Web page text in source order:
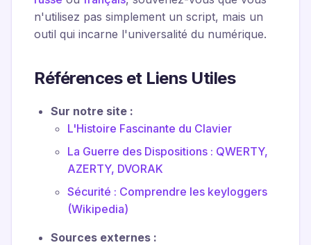
n'utilisez pas simplement un script, mais un
outil qui incarne l'universalité du numérique.
Références et Liens Utiles
Sur notre site :
L'Histoire Fascinante du Clavier
La Guerre des Dispositions : QWERTY,
AZERTY, DVORAK
Sécurité : Comprendre les keyloggers
(Wikipedia)
Sources externes :